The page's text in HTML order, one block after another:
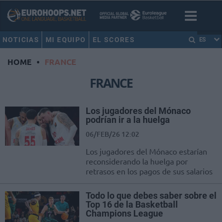
NOTICIAS MI EQUIPO EL SCORES ES
HOME • FRANCE
FRANCE
Los jugadores del Mónaco
podrían ir a la huelga
06/FEB/26 12:02
Los jugadores del Mónaco estarían
reconsiderando la huelga por
retrasos en los pagos de sus salarios
Todo lo que debes saber sobre el
Top 16 de la Basketball
Champions League